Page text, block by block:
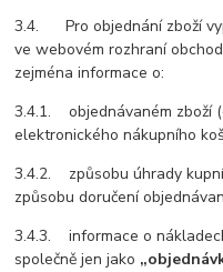
3.4. Pro objednání zboží
ve webovém rozhraní
zejména informace o:
3.4.1. objednávaném zboží
elektronického nákupního
3.4.2. způsobu úhrady
způsobu doručení
3.4.3. informace o
společně jen jako